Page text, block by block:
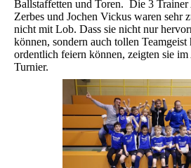
Ballstaffetten und Toren. Die 3
Zerbes und Jochen Vickus waren sehr
nicht mit Lob. Dass sie nicht nur
können, sondern auch tollen Teamgeist
ordentlich feiern können, zeigten sie im
Turnier.